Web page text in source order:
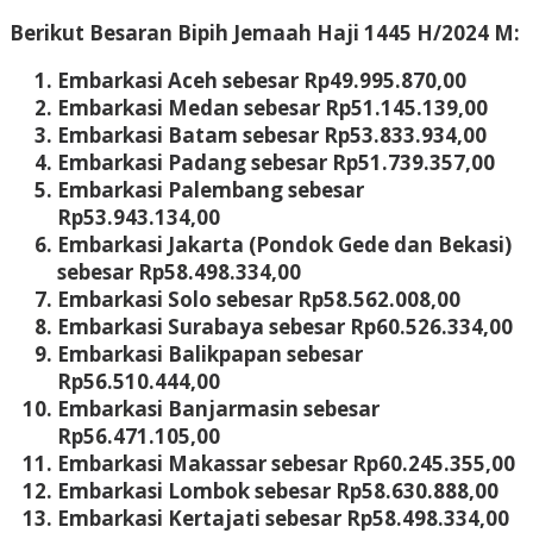
Berikut Besaran Bipih Jemaah Haji 1445 H/2024 M:
Embarkasi Aceh sebesar Rp49.995.870,00
Embarkasi Medan sebesar Rp51.145.139,00
Embarkasi Batam sebesar Rp53.833.934,00
Embarkasi Padang sebesar Rp51.739.357,00
Embarkasi Palembang sebesar
Rp53.943.134,00
Embarkasi Jakarta (Pondok Gede dan Bekasi)
sebesar Rp58.498.334,00
Embarkasi Solo sebesar Rp58.562.008,00
Embarkasi Surabaya sebesar Rp60.526.334,00
Embarkasi Balikpapan sebesar
Rp56.510.444,00
Embarkasi Banjarmasin sebesar
Rp56.471.105,00
Embarkasi Makassar sebesar Rp60.245.355,00
Embarkasi Lombok sebesar Rp58.630.888,00
Embarkasi Kertajati sebesar Rp58.498.334,00